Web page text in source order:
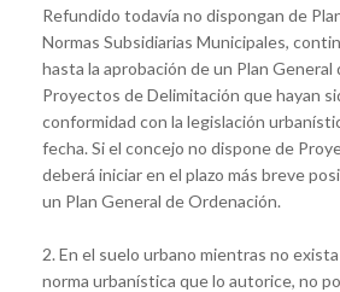
Refundido todavía no dispongan de
Normas Subsidiarias Municipales,
hasta la aprobación de un Plan General
Proyectos de Delimitación que hayan
conformidad con la legislación
fecha. Si el concejo no dispone de
deberá iniciar en el plazo más breve
un Plan General de Ordenación.
2. En el suelo urbano mientras no
norma urbanística que lo autorice, no